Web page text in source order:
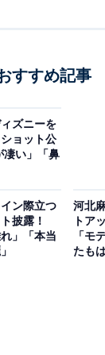
すすめ記事
ズニーを
ョット公
凄い」「鼻
ン際立つ
披露！
」「本当
河北
トア
「モ
たも